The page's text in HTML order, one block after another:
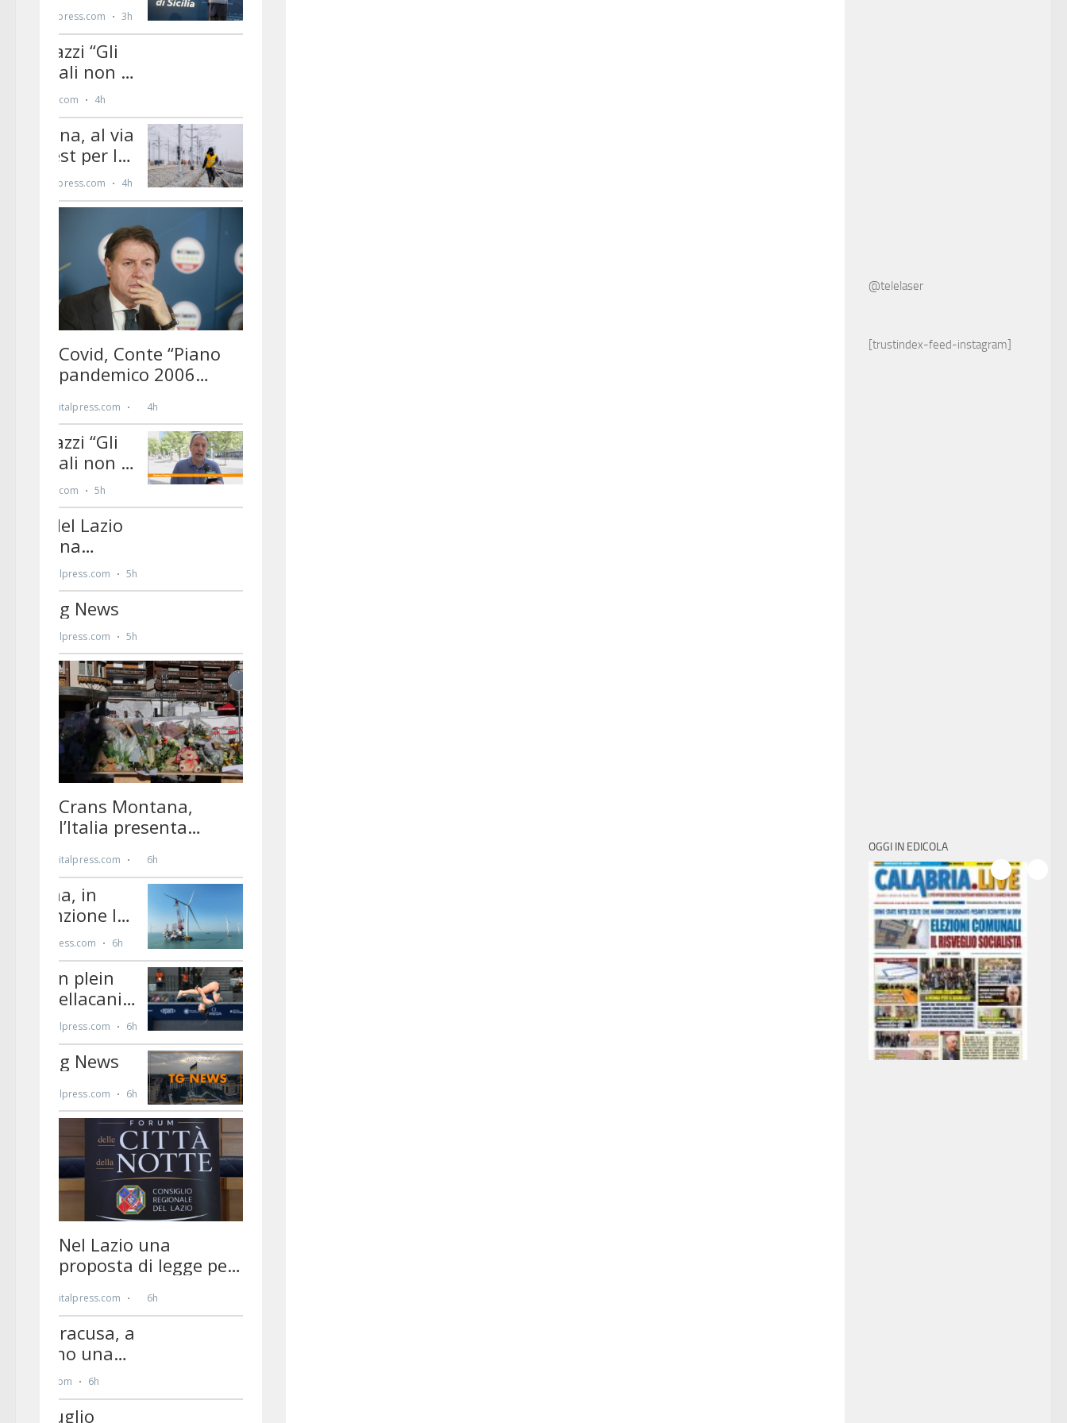
@telelaser
[trustindex-feed-instagram]
OGGI IN EDICOLA